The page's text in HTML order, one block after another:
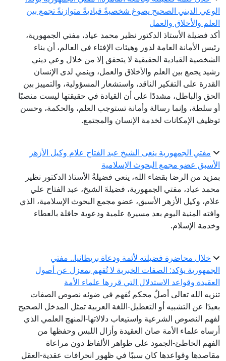
الوعي الديني الصحيح يصوغ شخصيةً قياديةً متوازنةً تجمع بين
العلم والأخلاق والعمل
أكد فضيلة الأستاذ الدكتور نظير محمد عياد، مفتي الجمهورية،
رئيس الأمانة العامة لدور وهيئات الإفتاء في العالم، أن بناء
الشخصية القيادية الحقيقية لا يتحقق إلا من خلال وعي ديني
رشيد يجمع بين العلم والأخلاق والعمل، وينمي لدى الإنسان
القدرة على التفكير الناقد، واستشعار المسؤولية، والتمييز بين
الحق والباطل، مشددًا على أن القيادة في حقيقتها ليست منصبًا
أو سلطة، وإنما رسالة وأمانة تستوجب العلم، والحكمة، وحسن
توظيف الإمكانات لخدمة الإنسان والمجتمع.
مفتي الجمهورية ينعى الشيخ عبد الفتاح علام وكيل الأزهر
الأسبق عضو مجمع البحوث الإسلامية
بمزيد من الرضا بقضاء الله، ينعى فضيلةُ الأستاذ الدكتور نظير
محمد عياد، مفتي الجمهورية، فضيلةَ الشيخ، عبد الفتاح علي
علام، وكيل الأزهر الأسبق، عضو مجمع البحوث الإسلامية، الذي
وافته المنية اليوم بعد مسيرة علمية ودعوية حافلة بالعطاء
وخدمة الإسلام.
خلال محاضرة فضيلته لأئمة ودعاة بريطانيا.. مفتي
الجمهورية يؤكد: الصفات الخبرية لا تُفهم بمعزل عن أصول
العقيدة وقواعد الاستدلال التي قررها علماء الأمة
تنزيه الله تعالى أصلٌ محكم تُفهم في ضوئه نصوص الصفات
بعيدًا عن التشبيه أو التعطيل-اللغة العربية تمثل المدخل الصحيح
لفهم النصوص الشرعية واستيعاب دلالاتها-المنهج العلمي الذي
أرساه علماء الأمة صان العقيدة وأزال اللبس وحفظها من
الفهم الخاطئ-الجمود على ظواهر الألفاظ دون مراعاة
مقاصدها وقواعدها كان سببًا في ظهور انحرافات عقدية-العقل